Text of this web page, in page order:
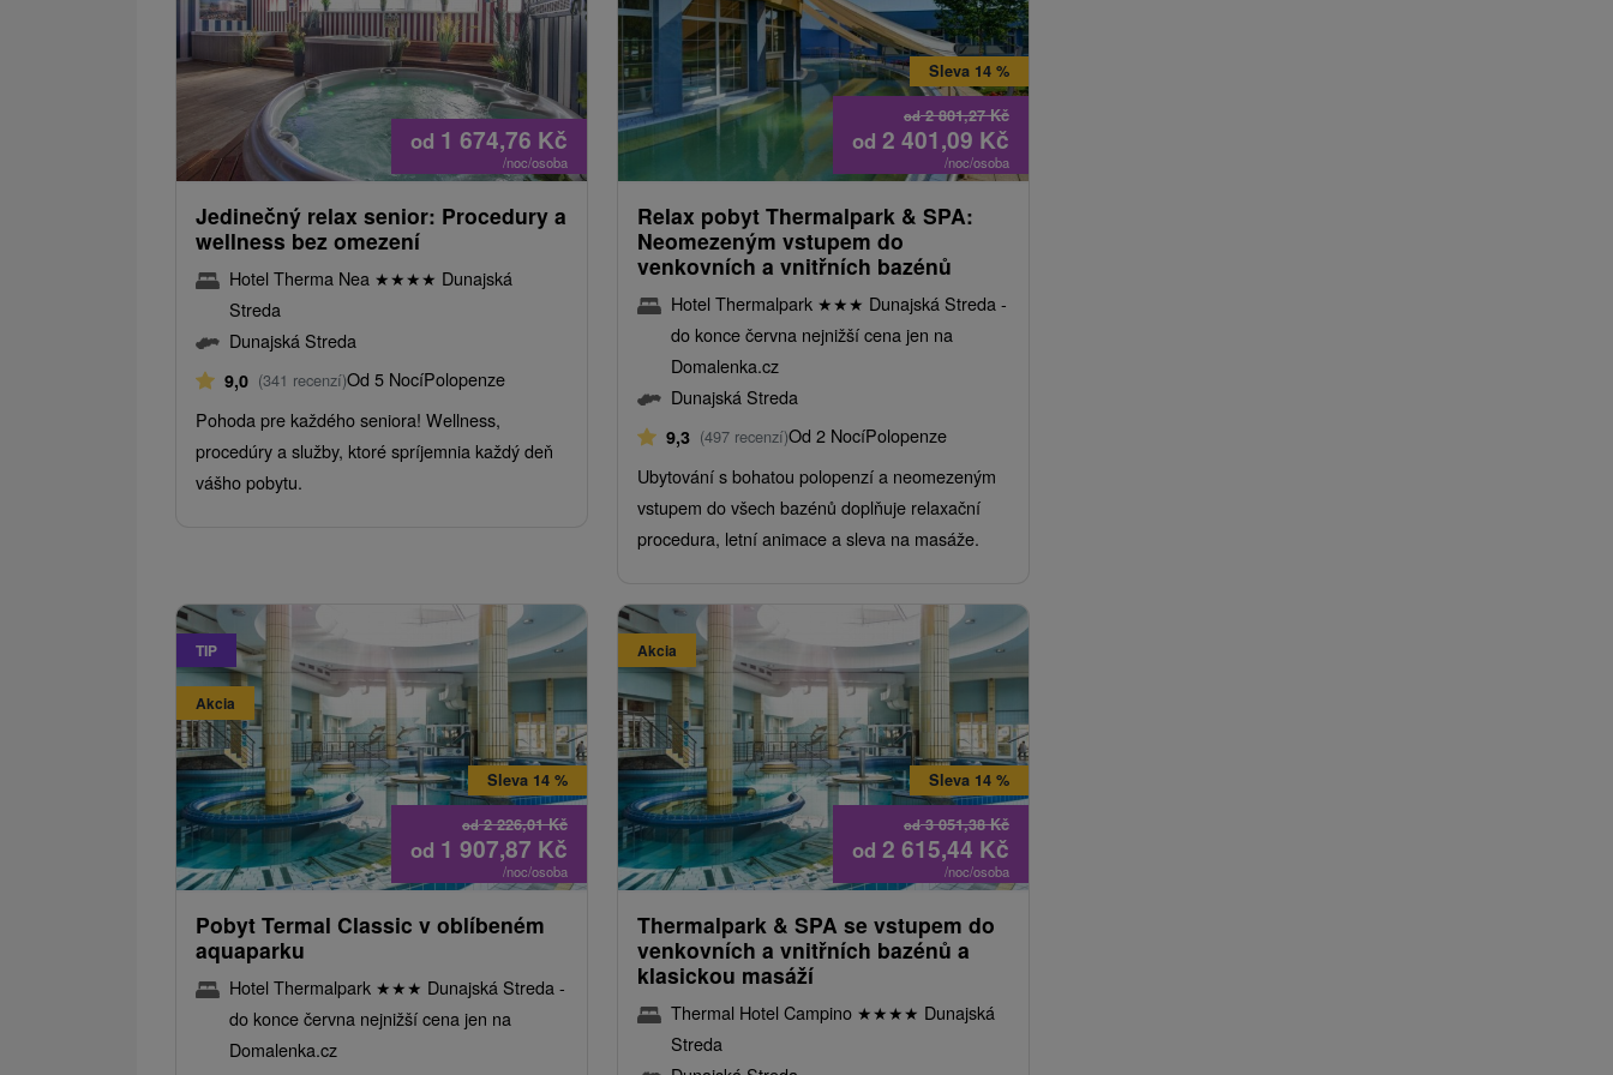
od 1 674,76 Kč
/noc/osoba
Jedinečný relax senior: Procedury a
wellness bez omezení
Hotel Therma Nea ★★★★ Dunajská
Streda
Dunajská Streda
9,0 (341 recenzí)Od 5 NocíPolopenze
Pohoda pre každého seniora! Wellness,
procedúry a služby, ktoré spríjemnia každý deň
vášho pobytu.
od2 801,27Kč
Sleva 14 %
od 2 401,09 Kč
/noc/osoba
Relax pobyt Thermalpark & ​​SPA:
Neomezeným vstupem do
venkovních a vnitřních bazénů
Hotel Thermalpark ★★★ Dunajská Streda -
do konce června nejnižší cena jen na
Domalenka.cz
Dunajská Streda
9,3 (497 recenzí)Od 2 NocíPolopenze
Ubytování s bohatou polopenzí a neomezeným
vstupem do všech bazénů doplňuje relaxační
procedura, letní animace a sleva na masáže.
TIP
Akcia
od2 226,01Kč
Sleva 14 %
od 1 907,87 Kč
/noc/osoba
Pobyt Termal Classic v oblíbeném
aquaparku
Hotel Thermalpark ★★★ Dunajská Streda -
do konce června nejnižší cena jen na
Domalenka.cz
Akcia
od3 051,38Kč
Sleva 14 %
od 2 615,44 Kč
/noc/osoba
Thermalpark & ​​SPA se vstupem do
venkovních a vnitřních bazénů a
klasickou masáží
Thermal Hotel Campino ★★★★ Dunajská
Streda